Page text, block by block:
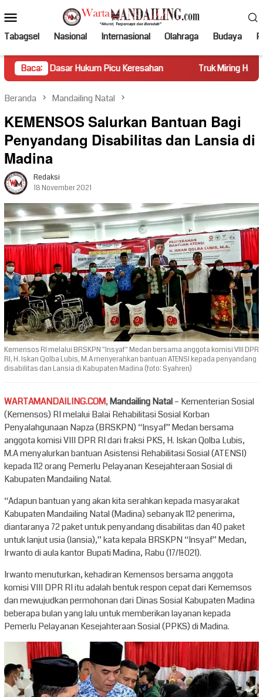
ke
kontenMobile
Tabagsel Nasional Internasional Olahraga Budaya
Baca:
Hukum Picu Keresahan Truk Miring Hambat Arus Lalu
Beranda Mandailing Natal
KEMENSOS Salurkan Bantuan Bagi
Penyandang Disabilitas dan Lansia di
Madina
Redaksi
18 November 2021
Kemensos RI melalui BRSKPN "Insyaf" Medan bersama anggota komisi VIII DPR
RI, H. Iskan Qolba Lubis, M.A menyerahkan bantuan ATENSI kepada penyandang
disabilitas dan Lansia di Kabupaten Madina (foto: Syahren)
WARTAMANDAILING.COM,Mandailing Natal– Kementerian Sosial
(Kemensos) RI melalui Balai Rehabilitasi Sosial Korban
Penyalahgunaan Napza (BRSKPN) “Insyaf” Medan bersama
anggota komisi VIII DPR RI dari fraksi PKS, H. Iskan Qolba Lubis,
M.A menyalurkan bantuan Asistensi Rehabilitasi Sosial (ATENSI)
kepada 112 orang Pemerlu Pelayanan Kesejahteraan Sosial di
Kabupaten Mandailing Natal.
“Adapun bantuan yang akan kita serahkan kepada masyarakat
Kabupaten Mandailing Natal (Madina) sebanyak 112 penerima,
diantaranya 72 paket untuk penyandang disabilitas dan 40 paket
untuk lanjut usia (lansia),” kata kepala BRSKPN “Insyaf” Medan,
Irwanto di aula kantor Bupati Madina, Rabu (17/11/2021).
Irwanto menuturkan, kehadiran Kemensos bersama anggota
komisi VIII DPR RI itu adalah bentuk respon cepat dari Kememsos
dan mewujudkan permohonan dari Dinas Sosial Kabupaten Madina
beberapa bulan yang lalu untuk memberikan layanan kepada
Pemerlu Pelayanan Kesejahteraan Sosial (PPKS) di Madina.